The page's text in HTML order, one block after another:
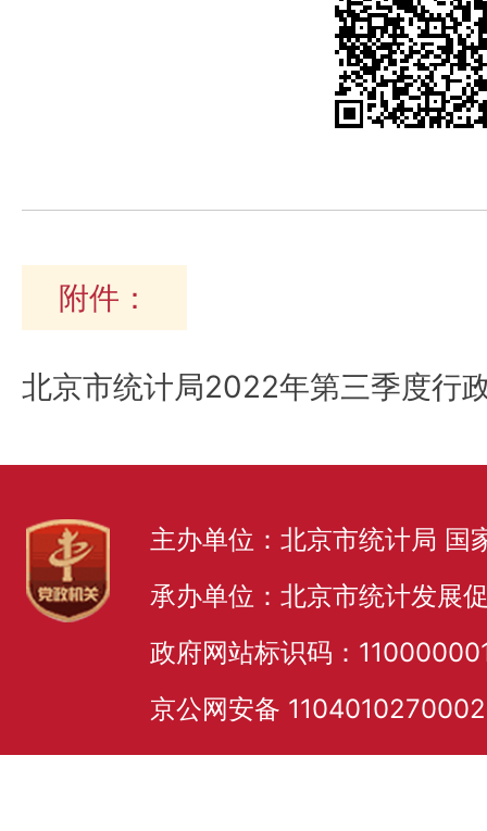
附件：
北京市统计局2022年第三季度行
主办单位：北京市统计局 国
承办单位：北京市统计发展
政府网站标识码：
京公网安备